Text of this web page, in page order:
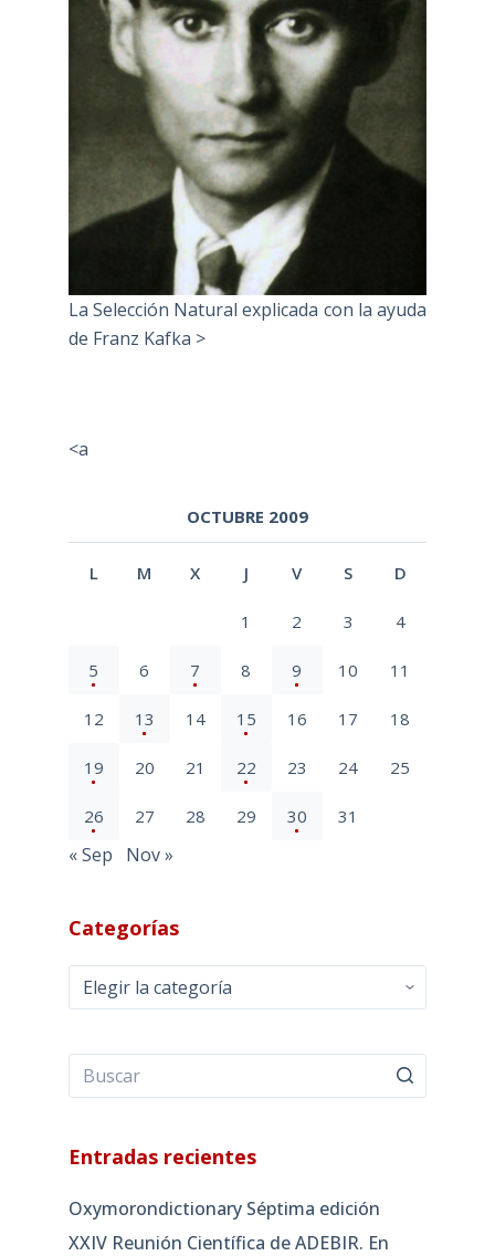
La Selección Natural explicada con la ayuda
de Franz Kafka >
<a
OCTUBRE 2009
L M X J V S D
1 2 3 4
5 6 7 8 9 10 11
12 13 14 15 16 17 18
19 20 21 22 23 24 25
26 27 28 29 30 31
« Sep Nov »
Categorías
Categorías
Entradas recientes
Oxymorondictionary Séptima edición
XXIV Reunión Científica de ADEBIR. En